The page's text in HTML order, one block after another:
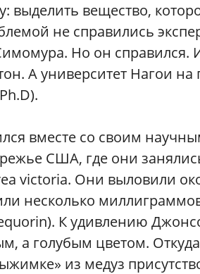
вещество,
не справились
Но он справился.
А университет Нагои
вместе со своим
США, где они
victoria. Они выловили
несколько
К удивлению
а голубым цветом.
из медуз